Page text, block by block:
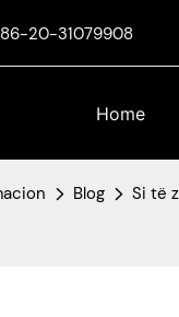
20-31079908
Home
Blog Si të